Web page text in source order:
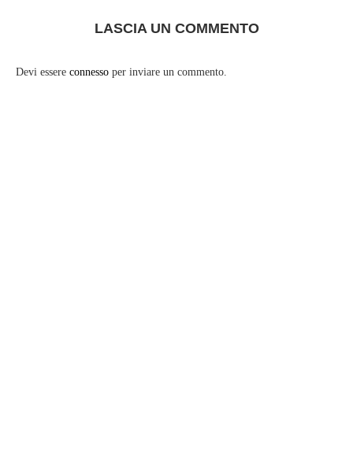
LASCIA UN COMMENTO
Devi essere connesso per inviare un commento.